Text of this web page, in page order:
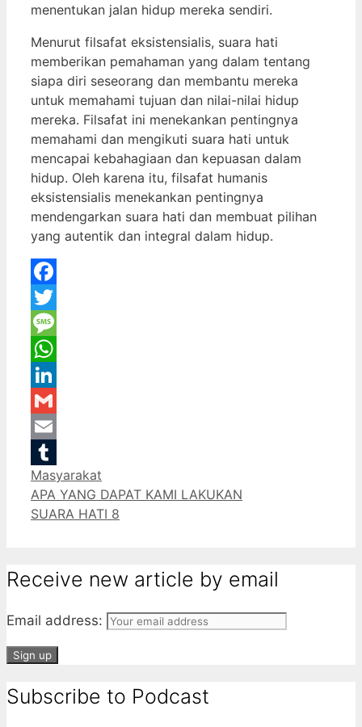
menentukan jalan hidup mereka sendiri.
Menurut filsafat eksistensialis, suara hati
memberikan pemahaman yang dalam tentang
siapa diri seseorang dan membantu mereka
untuk memahami tujuan dan nilai-nilai hidup
mereka. Filsafat ini menekankan pentingnya
memahami dan mengikuti suara hati untuk
mencapai kebahagiaan dan kepuasan dalam
hidup. Oleh karena itu, filsafat humanis
eksistensialis menekankan pentingnya
mendengarkan suara hati dan membuat pilihan
yang autentik dan integral dalam hidup.
Facebook
Twitter
Message
WhatsApp
LinkedIn
Gmail
Email
Tumblr
Categories
Masyarakat
APA YANG DAPAT KAMI LAKUKAN
SUARA HATI 8
Receive new article by email
Email address:
Subscribe to Podcast